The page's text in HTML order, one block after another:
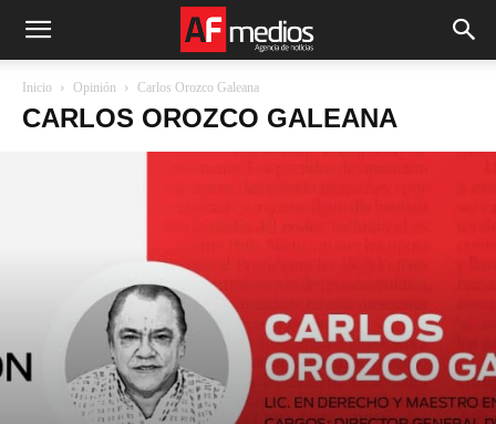
Inicio Opinión Carlos Orozco Galeana
CARLOS OROZCO GALEANA